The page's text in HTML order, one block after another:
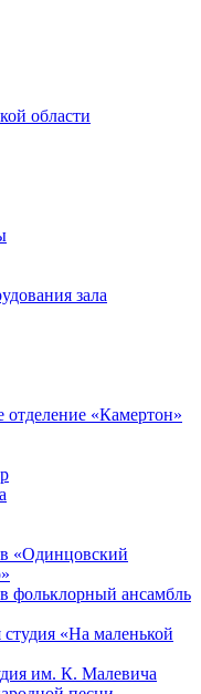
области
зала
отделение «Камертон»
«Одинцовский
фольклорный ансамбль
студия «На маленькой
им. К. Малевича